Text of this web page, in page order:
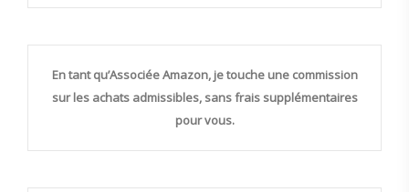
En tant qu’Associée Amazon, je touche une commission
sur les achats admissibles, sans frais supplémentaires
pour vous.